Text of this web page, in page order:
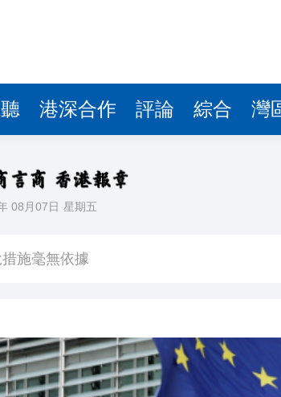
港深合作 評論 綜合 灣
08月07日 星期五
開貿易戰 擬對公民及企業發出警告
重新遞表申請上市 去年純利增逾20%
5家銀行罰款6000億韓圜 涉不當銷售恒生
維持高位 航空公司盈利或面臨下調風險
石 冀把握「金融＋」機遇
禁止其入境
5家銀行罰款6000億韓圜 涉不當銷售恒生
摺材料」 將皺紋變有用結構 助研防偽標